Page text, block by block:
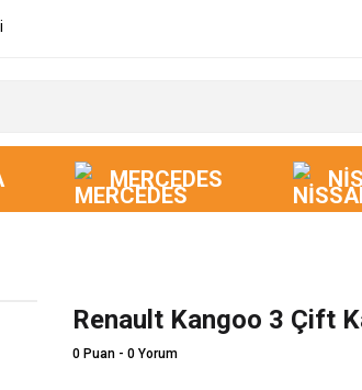
MERCEDES
Renault Kangoo 3 Çift
0 Puan - 0 Yorum